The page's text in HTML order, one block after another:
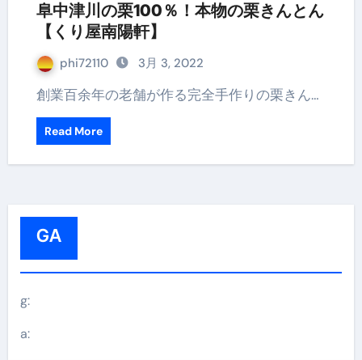
阜中津川の栗100％！本物の栗きんとん
【くり屋南陽軒】
phi72110 3月 3, 2022
創業百余年の老舗が作る完全手作りの栗きん…
Read More
GA
g:
a: